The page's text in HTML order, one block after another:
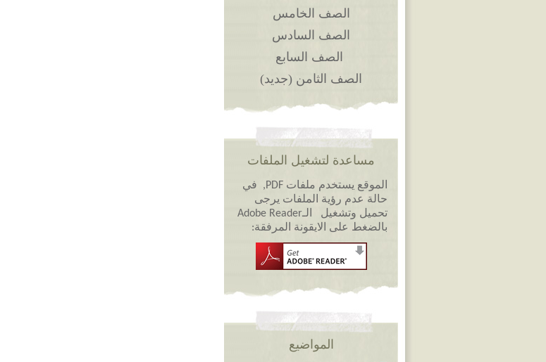
الصف الخامس
الصف السادس
الصف السابع
الصف الثامن (جديد)
مساعدة لتشغيل الملفات
الموقع يستخدم ملفات PDF, في
حالة عدم رؤية الملفات يرجى
تحميل وتشغيل الـAdobe Reader
بالضغط على الايقونة المرفقة:
المواضيع